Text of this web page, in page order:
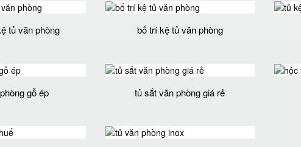
tủ văn phòng bố trí kệ tủ văn phòng
gỗ ép tủ sắt văn phòng giá rẻ